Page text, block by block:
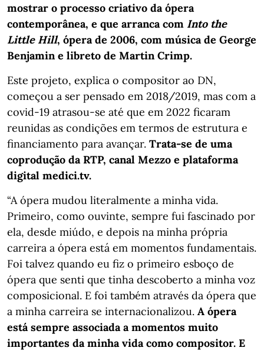
mostrar o processo criativo da ópera
contemporânea, e que arranca com Into the
Little Hill, ópera de 2006, com música de George
Benjamin e libreto de Martin Crimp.
Este projeto, explica o compositor ao DN,
começou a ser pensado em 2018/2019, mas com a
covid-19 atrasou-se até que em 2022 ficaram
reunidas as condições em termos de estrutura e
financiamento para avançar. Trata-se de uma
coprodução da RTP, canal Mezzo e plataforma
digital medici.tv.
“A ópera mudou literalmente a minha vida.
Primeiro, como ouvinte, sempre fui fascinado por
ela, desde miúdo, e depois na minha própria
carreira a ópera está em momentos fundamentais.
Foi talvez quando eu fiz o primeiro esboço de
ópera que senti que tinha descoberto a minha voz
composicional. E foi também através da ópera que
a minha carreira se internacionalizou. A ópera
está sempre associada a momentos muito
importantes da minha vida como compositor. E